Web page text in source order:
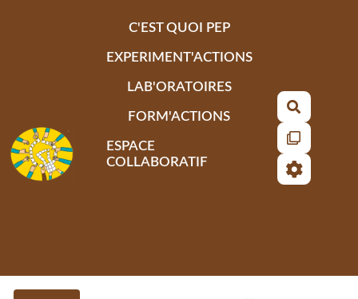
C'EST QUOI PEP
EXPERIMENT'ACTIONS
LAB'ORATOIRES
FORM'ACTIONS
ESPACE
COLLABORATIF